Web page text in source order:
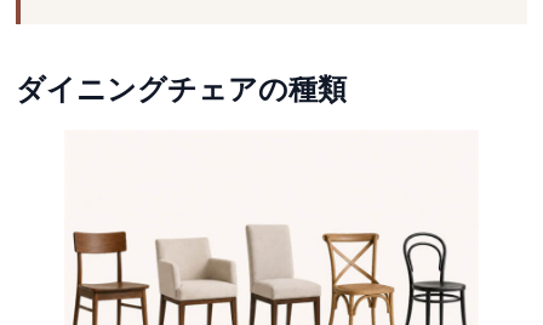
ダイニングチェアの種類